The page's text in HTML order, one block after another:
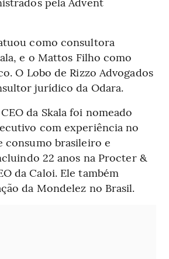
como consultora
e o Mattos Filho como
O Lobo de Rizzo Advogados
jurídico da Odara.
da Skala foi nomeado
com experiência no
consumo brasileiro e
22 anos na Procter &
da Caloi. Ele também
da Mondelez no Brasil.